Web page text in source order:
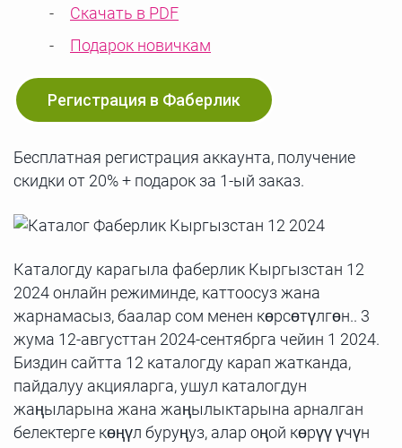
Скачать в PDF
Подарок новичкам
Регистрация в Фаберлик
Бесплатная регистрация аккаунта, получение
скидки от 20% + подарок за 1-ый заказ.
Каталогду карагыла фаберлик Кыргызстан 12
2024 онлайн режиминде, каттоосуз жана
жарнамасыз, баалар сом менен көрсөтүлгөн.. 3
жума 12-августтан 2024-сентябрга чейин 1 2024.
Биздин сайтта 12 каталогду карап жатканда,
пайдалуу акцияларга, ушул каталогдун
жаңыларына жана жаңылыктарына арналган
белектерге көңүл буруңуз, алар оңой көрүү үчүн